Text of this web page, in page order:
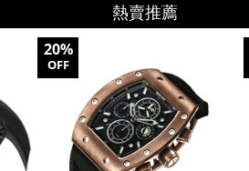
熱賣推薦
20%
OFF